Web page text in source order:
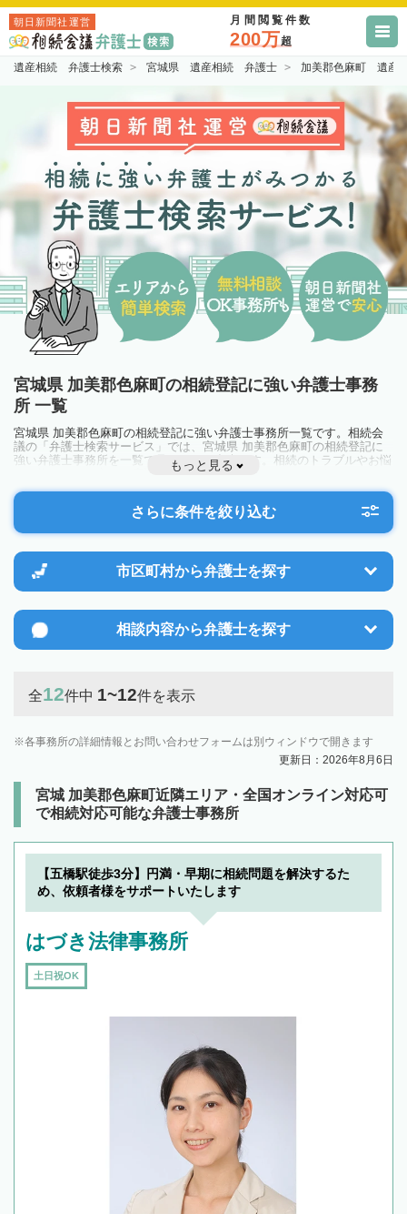
朝日新聞社運営 月間閲覧件数
200万超
遺産相続 弁護士検索 宮城県 遺産相続 弁護士 加美郡色麻町 遺産
宮城県 加美郡色麻町の相続登記に強い弁護士事務
所 一覧
宮城県 加美郡色麻町の相続登記に強い弁護士事務所一覧です。相続会
議の「弁護士検索サービス」では、宮城県 加美郡色麻町の相続登記に
強い弁護士事務所を一覧で見ることが出来ます。相続のトラブルやお悩
みを抱えている方は一度近隣の弁護士に相談してみましょう。
もっと見る
さらに条件を絞り込む
市区町村から弁護士を探す
相談内容から弁護士を探す
全12件中 1~12件を表示
各事務所の詳細情報とお問い合わせフォームは別ウィンドウで開きます
更新日：2026年8月6日
宮城 加美郡色麻町近隣エリア・全国オンライン対応可
で相続対応可能な弁護士事務所
【五橋駅徒歩3分】円満・早期に相続問題を解決するた
め、依頼者様をサポートいたします
はづき法律事務所
土日祝OK